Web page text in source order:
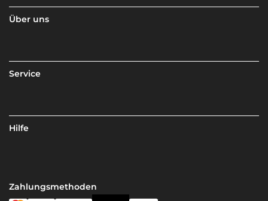
Über uns
Service
Hilfe
Zahlungsmethoden